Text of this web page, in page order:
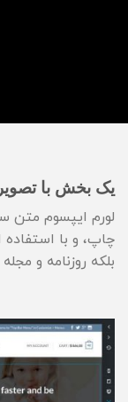
یک بخش با
لورم ایپسوم متن
چاپ، و با
بلکه روزنامه و